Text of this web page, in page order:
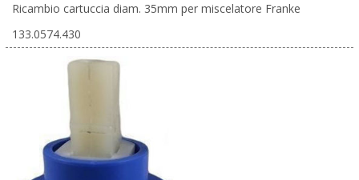
Ricambio cartuccia diam. 35mm per miscelatore Franke
133.0574.430